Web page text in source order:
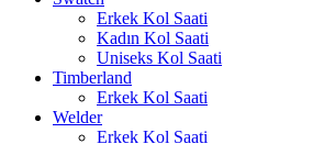
Erkek Kol Saati
Kadın Kol Saati
Uniseks Kol Saati
Timberland
Erkek Kol Saati
Welder
Erkek Kol Saati